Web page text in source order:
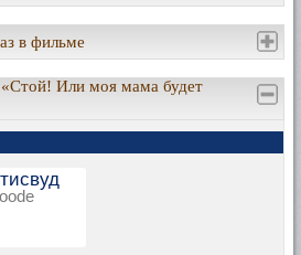
в фильме
Или моя мама будет